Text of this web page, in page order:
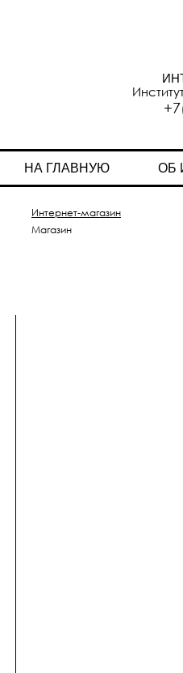
НА ГЛАВНУЮ ОБ
Интернет-магазин
Магазин